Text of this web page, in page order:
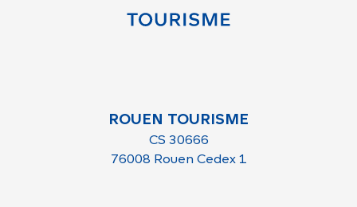
ROUEN TOURISME
CS 30666
76008 Rouen Cedex 1